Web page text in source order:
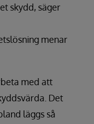
skydd, säger
menar
med att
Det
läggs så